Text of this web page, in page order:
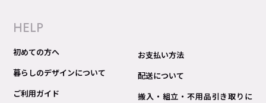
HELP
初めての方へ
暮らしのデザインについて
ご利用ガイド
お支払い方法
配送について
搬入・組立・不用品引き取りに